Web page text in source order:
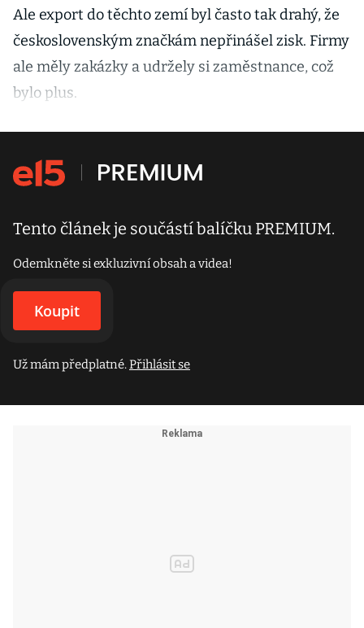
Ale export do těchto zemí byl často tak drahý, že
československým značkám nepřinášel zisk. Firmy
ale měly zakázky a udržely si zaměstnance, což
bylo plus.
Tento článek je součástí balíčku PREMIUM.
Odemkněte si exkluzivní obsah a videa!
Koupit
Už mám předplatné.Přihlásit se